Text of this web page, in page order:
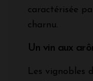
caractérisée
charnu.
Un vin aux
Les vignobles